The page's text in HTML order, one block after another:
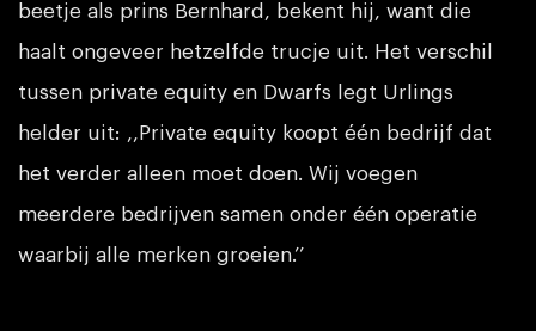
beetje als prins Bernhard, bekent hij, want die
haalt ongeveer hetzelfde trucje uit. Het verschil
tussen private equity en Dwarfs legt Urlings
helder uit: ,,Private equity koopt één bedrijf dat
het verder alleen moet doen. Wij voegen
meerdere bedrijven samen onder één operatie
waarbij alle merken groeien.’’